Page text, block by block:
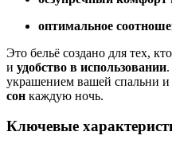
оптимальное
Это бельё создано для тех,
и удобство в использовании
украшением вашей спальни и
сон каждую ночь.
Ключевые